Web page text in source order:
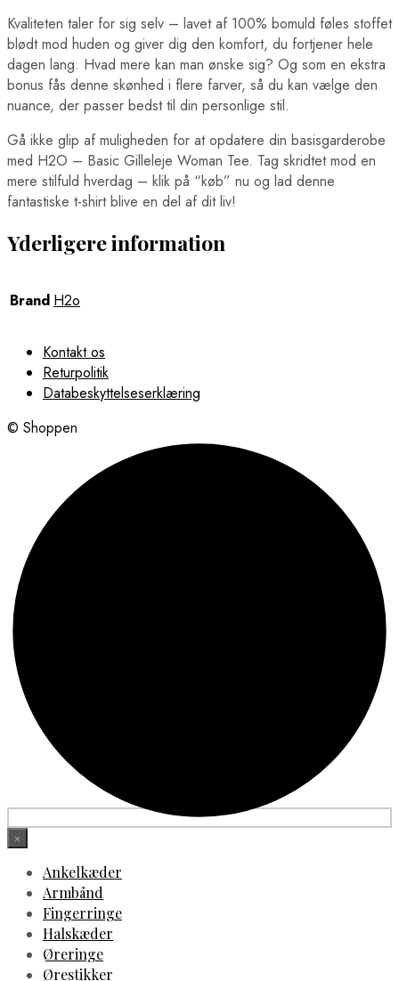
Kvaliteten taler for sig selv – lavet af 100% bomuld føles stoffet
blødt mod huden og giver dig den komfort, du fortjener hele
dagen lang. Hvad mere kan man ønske sig? Og som en ekstra
bonus fås denne skønhed i flere farver, så du kan vælge den
nuance, der passer bedst til din personlige stil.
Gå ikke glip af muligheden for at opdatere din basisgarderobe
med H2O – Basic Gilleleje Woman Tee. Tag skridtet mod en
mere stilfuld hverdag – klik på “køb” nu og lad denne
fantastiske t-shirt blive en del af dit liv!
Yderligere information
Brand H2o
Kontakt os
Returpolitik
Databeskyttelseserklæring
© Shoppen
×
Ankelkæder
Armbånd
Fingerringe
Halskæder
Øreringe
Ørestikker